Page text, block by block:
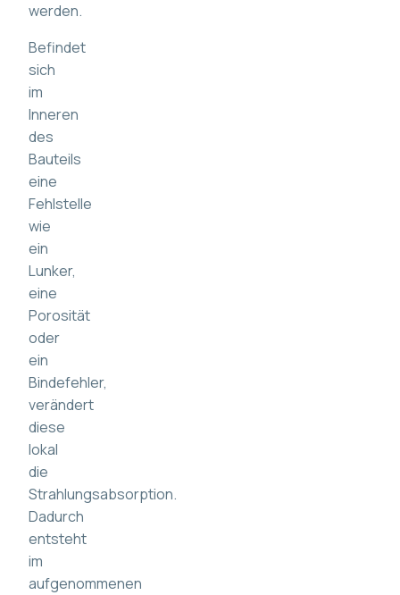
werden.
Befindet
sich
im
Inneren
des
Bauteils
eine
Fehlstelle
wie
ein
Lunker,
eine
Porosität
oder
ein
Bindefehler,
verändert
diese
lokal
die
Strahlungsabsorption.
Dadurch
entsteht
im
aufgenommenen